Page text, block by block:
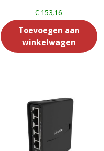
€153,16
Toevoegen aan
winkelwagen